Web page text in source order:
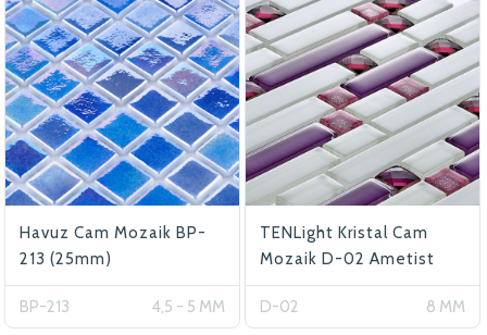
Havuz Cam Mozaik BP-
213 (25mm)
BP-213 4,5 - 5 MM
TENLight Kristal Cam
Mozaik D-02 Ametist
D-02 8 MM